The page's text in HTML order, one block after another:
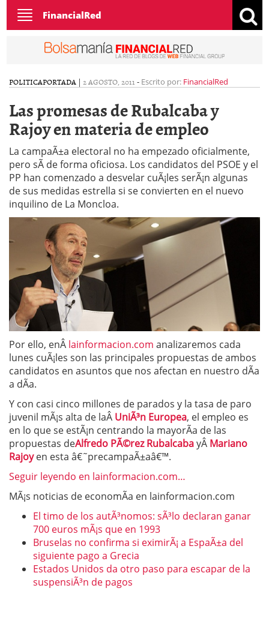
Toggle
navigation
FinancialRed
POLITICAPORTADA | 2 AGOSTO, 2011 - Escrito por: FinancialRed
Las promesas de Rubalcaba y
Rajoy en materia de empleo
La campaÃ±a electoral no ha empezado oficialmente,
pero sÃ­ de forma oficiosa. Los candidatos del PSOE y el
PP han comenzado a desvelar cuÃ¡les serÃ¡n algunas
de sus medidas estrella si se convierten en el nuevo
inquilino de La Moncloa.
Por ello, enÂ lainformacion.com analizaremos cada
lunes cuÃ¡les son las principales propuestas de ambos
candidatos en asuntos que nos afectan en nuestro dÃ­a
a dÃ­a.
Y con casi cinco millones de parados y la tasa de paro
juvenil mÃ¡s alta de laÂ UniÃ³n Europea, el empleo es
en lo que se estÃ¡n centrando la mayorÃ­a de las
propuestas deAlfredo PÃ©rez RubalcabayÂ Mariano
Rajoyen esta â€˜precampaÃ±aâ€™.
Seguir leyendo en lainformacion.com…
MÃ¡s noticias de economÃ­a en lainformacion.com
El timo de los autÃ³nomos: sÃ³lo declaran ganar
700 euros mÃ¡s que en 1993
Bruselas no confirma si eximirÃ¡ a EspaÃ±a del
siguiente pago a Grecia
Estados Unidos da otro paso para escapar de la
suspensiÃ³n de pagos